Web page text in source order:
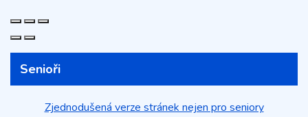
Senioři
Zjednodušená verze stránek nejen pro seniory